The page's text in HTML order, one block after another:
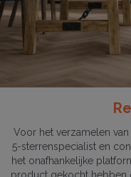
Voor het verzamelen
5-sterrenspecialist en
het onafhankelijke
product gekocht hebben